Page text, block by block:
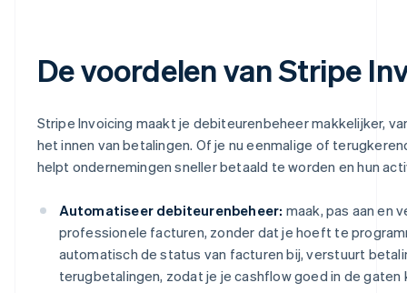
De voordelen van Stripe
Stripe Invoicing maakt je debiteurenbeheer makkelijker,
het innen van betalingen. Of je nu eenmalige of
helpt ondernemingen sneller betaald te worden en hun
Automatiseer debiteurenbeheer: maak, pas aan en
professionele facturen, zonder dat je hoeft te
automatisch de status van facturen bij, verstuurt
terugbetalingen, zodat je je cashflow goed in de gaten